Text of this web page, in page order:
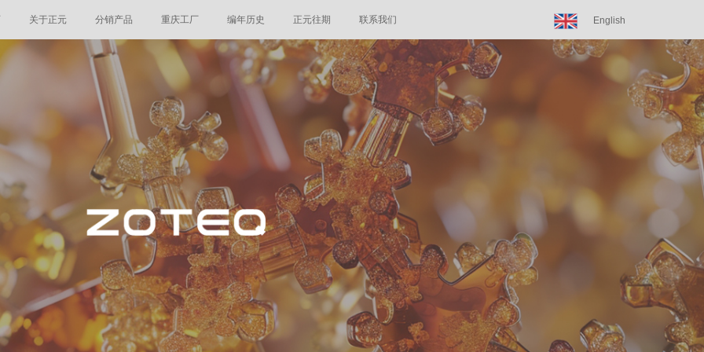
关于正元 分销产品 重庆工厂 编年历史 正元往期 联系我们 English